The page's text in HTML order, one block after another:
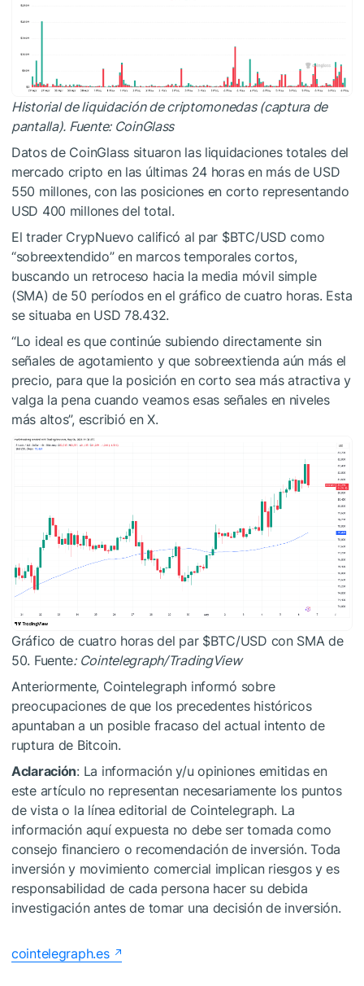
Historial de liquidación de criptomonedas (captura de
pantalla). Fuente: CoinGlass
Datos de CoinGlass situaron las liquidaciones totales del
mercado cripto en las últimas 24 horas en más de USD
550 millones, con las posiciones en corto representando
USD 400 millones del total.
El trader CrypNuevo calificó al par $BTC/USD como
“sobreextendido” en marcos temporales cortos,
buscando un retroceso hacia la media móvil simple
(SMA) de 50 períodos en el gráfico de cuatro horas. Esta
se situaba en USD 78.432.
“Lo ideal es que continúe subiendo directamente sin
señales de agotamiento y que sobreextienda aún más el
precio, para que la posición en corto sea más atractiva y
valga la pena cuando veamos esas señales en niveles
más altos”, escribió en X.
Gráfico de cuatro horas del par $BTC/USD con SMA de
50. Fuente: Cointelegraph/TradingView
Anteriormente, Cointelegraph informó sobre
preocupaciones de que los precedentes históricos
apuntaban a un posible fracaso del actual intento de
ruptura de Bitcoin.
Aclaración: La información y/u opiniones emitidas en
este artículo no representan necesariamente los puntos
de vista o la línea editorial de Cointelegraph. La
información aquí expuesta no debe ser tomada como
consejo financiero o recomendación de inversión. Toda
inversión y movimiento comercial implican riesgos y es
responsabilidad de cada persona hacer su debida
investigación antes de tomar una decisión de inversión.
cointelegraph.es